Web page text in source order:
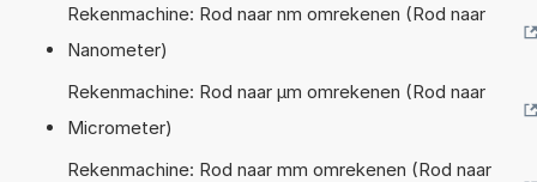
Rekenmachine: Rod naar nm omrekenen (Rod naar
Nanometer)
Rekenmachine: Rod naar µm omrekenen (Rod naar
Micrometer)
Rekenmachine: Rod naar mm omrekenen (Rod naar